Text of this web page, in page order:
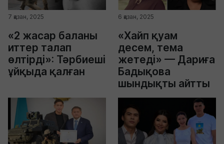
7 қазан, 2025
«2 жасар баланы
иттер талап
өлтірді»: Тәрбиеші
ұйқыда қалған
6 қазан, 2025
«Хайп қуам
десем, тема
жетеді» — Дариға
Бадықова
шындықты айтты